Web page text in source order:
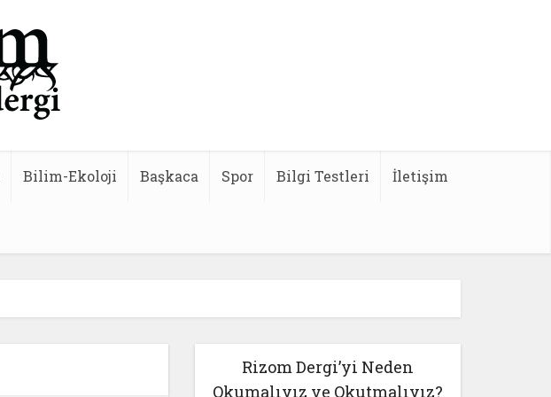
Bilim-Ekoloji Başkaca Spor Bilgi Testleri İletişim
Rizom Dergi’yi Neden
Okumalıyız ve Okutmalıyız?